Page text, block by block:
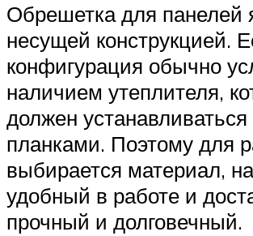
Обрешетка для панелей
несущей конструкцией.
конфигурация обычно
наличием утеплителя,
должен
планками. Поэтому для
выбирается материал,
удобный в работе и
прочный и долговечный.